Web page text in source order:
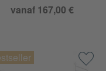
vanaf 167,00 €